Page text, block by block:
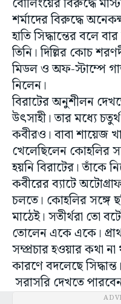
শর্মাদের বিরুদ্ধে
হাতি সিদ্ধান্তের বলে
তিনি। দিল্লির কোচ
মিডল ও অফ-স্টাম্পে
নিলেন।
বিরাটের অনুশীলন
উৎসাহী। তার মধ্যে
কবীরও। বাবা শায়েজ
খেলেছিলেন কোহলির
হয়নি বিরাটের। তাঁকে
কবীরের ব্যাটে
চলতে। কোহলির সঙ্গে
মাঠেই। সতীর্থরা তো
তোলেন একে একে।
সম্প্রচার হওয়ার কথা
কারণে বদলেছে
সরাসরি দেখতে